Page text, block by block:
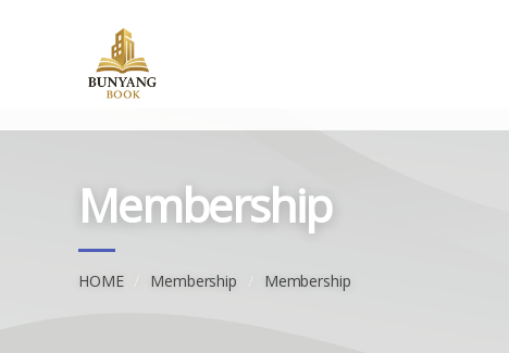
Membership
HOME Membership Membership